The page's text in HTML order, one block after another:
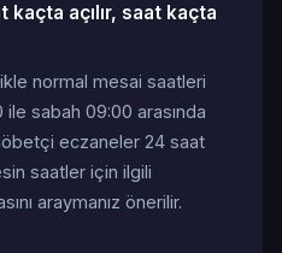
açılır, saat kaçta
normal mesai saatleri
ile sabah 09:00 arasında
eczaneler 24 saat
saatler için ilgili
araymanız önerilir.